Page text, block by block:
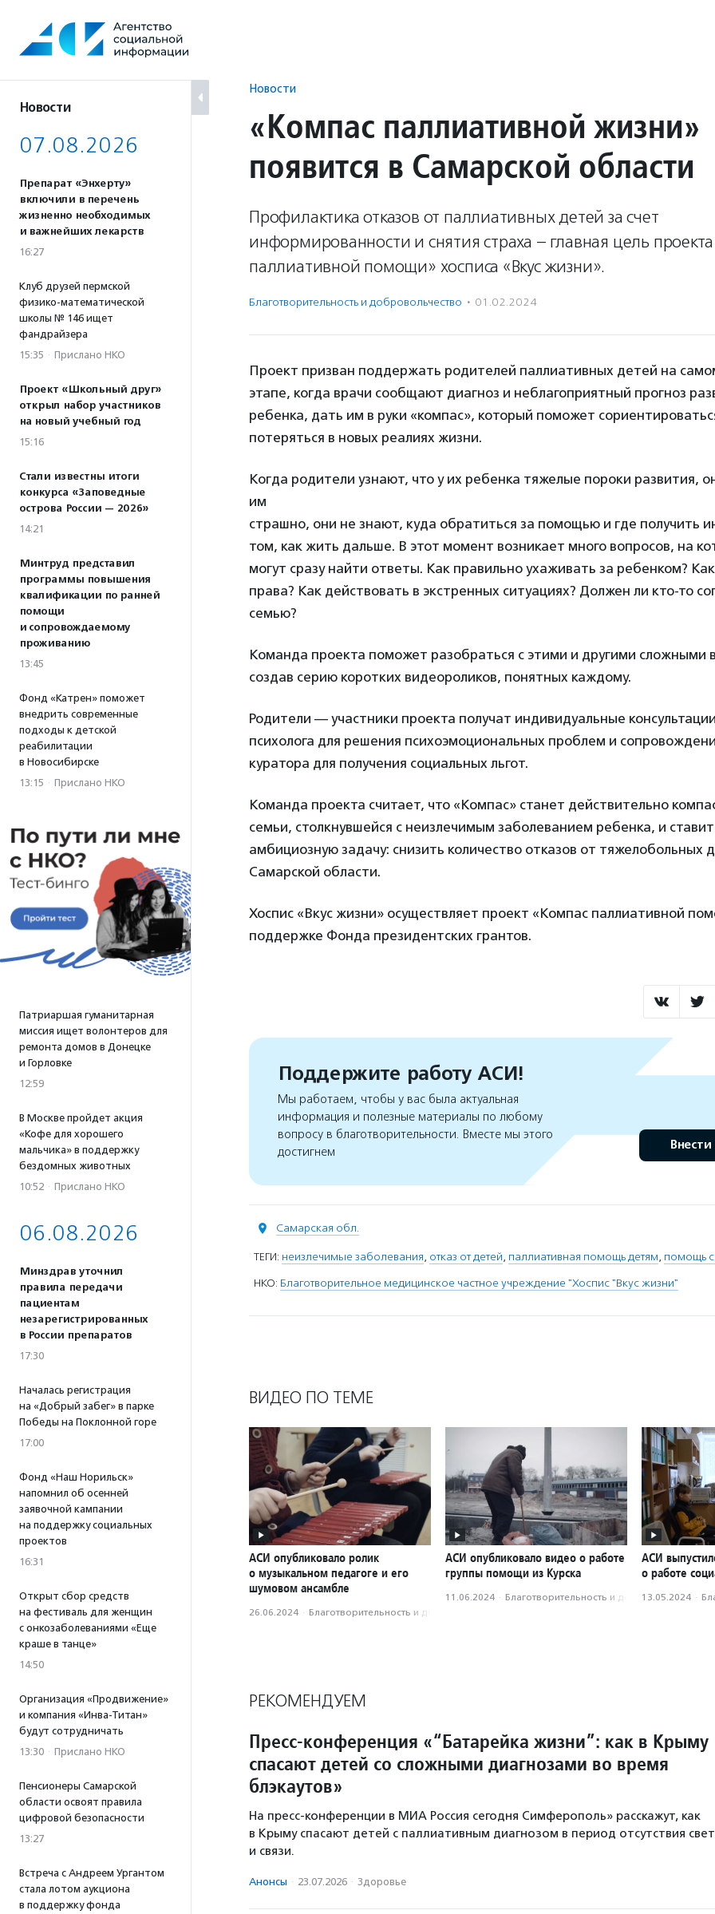
содержанию
Новости
07.08.2026
Препарат «Энхерту»
включили в перечень
жизненно необходимых
и важнейших лекарств
16:27
Клуб друзей пермской
физико-математической
школы № 146 ищет
фандрайзера
15:35 · Прислано НКО
Проект «Школьный друг»
открыл набор участников
на новый учебный год
15:16
Стали известны итоги
конкурса «Заповедные
острова России — 2026»
14:21
Минтруд представил
программы повышения
квалификации по ранней
помощи
и сопровождаемому
проживанию
13:45
Фонд «Катрен» поможет
внедрить современные
подходы к детской
реабилитации
в Новосибирске
13:15 · Прислано НКО
Патриаршая гуманитарная
миссия ищет волонтеров для
ремонта домов в Донецке
и Горловке
12:59
В Москве пройдет акция
«Кофе для хорошего
мальчика» в поддержку
бездомных животных
10:52 · Прислано НКО
06.08.2026
Минздрав уточнил
правила передачи
пациентам
незарегистрированных
в России препаратов
17:30
Началась регистрация
на «Добрый забег» в парке
Победы на Поклонной горе
17:00
Фонд «Наш Норильск»
напомнил об осенней
заявочной кампании
на поддержку социальных
проектов
16:31
Открыт сбор средств
на фестиваль для женщин
с онкозаболеваниями «Еще
краше в танце»
14:50
Организация «Продвижение»
и компания «Инва-Титан»
будут сотрудничать
13:30 · Прислано НКО
Пенсионеры Самарской
области освоят правила
цифровой безопасности
13:27
Встреча с Андреем Ургантом
стала лотом аукциона
в поддержку фонда
Новости
«Компас паллиативной жизни»
появится в Самарской области
Профилактика отказов от паллиативных детей за счет
информированности и снятия страха – главная цель
паллиативной помощи» хосписа «Вкус жизни».
Благотвори­тель­ность и доброволь­чест­во · 01.02.2024
Проект призван поддержать родителей паллиативных детей на
этапе, когда врачи сообщают диагноз и неблагоприятный прогноз
ребенка, дать им в руки «компас», который поможет
потеряться в новых реалиях жизни.
Когда родители узнают, что у их ребенка тяжелые пороки развития,
им
страшно, они не знают, куда обратиться за помощью и где получить
том, как жить дальше. В этот момент возникает много вопросов, на
могут сразу найти ответы. Как правильно ухаживать за ребенком?
права? Как действовать в экстренных ситуациях? Должен ли кто-то
семью?
Команда проекта поможет разобраться с этими и другими сложными
создав серию коротких видеороликов, понятных каждому.
Родители — участники проекта получат индивидуальные
психолога для решения психоэмоциональных проблем и
куратора для получения социальных льгот.
Команда проекта считает, что «Компас» станет действительно
семьи, столкнувшейся с неизлечимым заболеванием ребенка, и
амбициозную задачу: снизить количество отказов от тяжелобольных
Самарской области.
Хоспис «Вкус жизни» осуществляет проект «Компас паллиативной
поддержке Фонда президентских грантов.
Поддержите работу АСИ!
Мы работаем, чтобы у вас была актуальная
информация и полезные материалы по любому
вопросу в благотворительности. Вместе мы этого
достигнем
Внести
Самарская обл.
ТЕГИ: неизлечимые заболевания, отказ от детей, паллиативная помощь детям, помощь
НКО: Благотворительное медицинское частное учреждение "Хоспис "Вкус жизни"
ВИДЕО ПО ТЕМЕ
АСИ опубликовало ролик
о музыкальном педагоге и его
шумовом ансамбле
26.06.2024 · Благотвори­тель­ность и доброволь­чест­во
АСИ опубликовало видео о работе
группы помощи из Курска
11.06.2024 · Благотвори­тель­ность и доброволь­чест­во
АСИ
о работе
13.05.2024 ·
РЕКОМЕНДУЕМ
Пресс-конференция «“Батарейка жизни”: как в Крыму
спасают детей со сложными диагнозами во время
блэкаутов»
На пресс-конференции в МИА Россия сегодня Симферополь» расскажут, как
в Крыму спасают детей с паллиативным диагнозом в период отсутствия
и связи.
Анонсы · 23.07.2026 · Здоровье